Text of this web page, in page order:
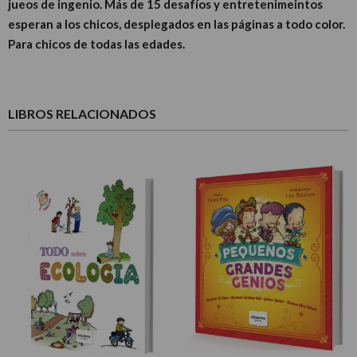
jueos de ingenio. Más de 15 desafíos y entretenimeintos
esperan a los chicos, desplegados en las páginas a todo color.
Para chicos de todas las edades.
LIBROS RELACIONADOS